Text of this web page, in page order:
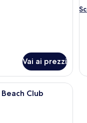
Vai ai prezzi
bianco arrotolato e
con lettini e una bandiera.
Club